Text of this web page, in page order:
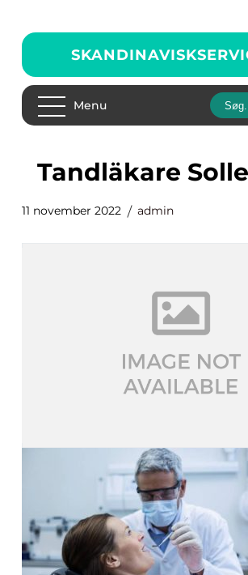
Menu
Tandläkare
11 november 2022 admin